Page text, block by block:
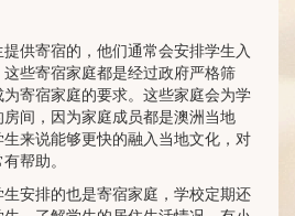
供寄宿的，他们通常会安排学生入
些寄宿家庭都是经过政府严格筛
寄宿家庭的要求。这些家庭会为学
间，因为家庭成员都是澳洲当地
来说能够更快的融入当地文化，对
帮助。
安排的也是寄宿家庭，学校定期还